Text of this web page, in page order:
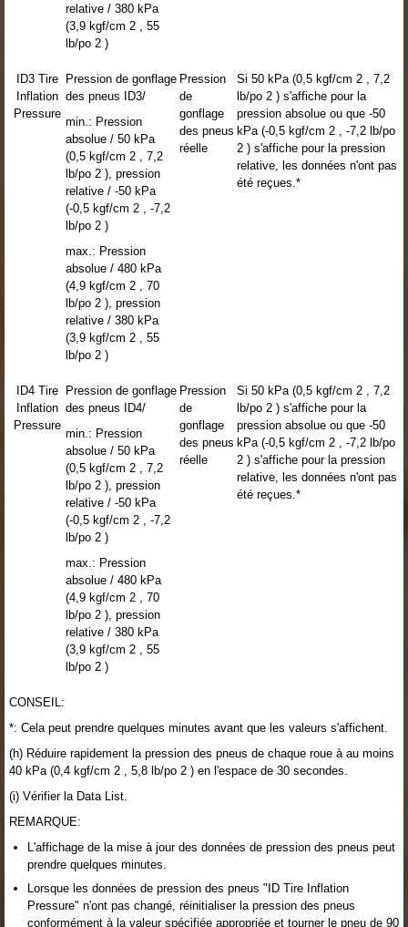
relative / 380 kPa
(3,9 kgf/cm 2 , 55
lb/po 2 )
ID3 Tire
Inflation
Pressure
Pression de gonflage
des pneus ID3/
min.: Pression
absolue / 50 kPa
(0,5 kgf/cm 2 , 7,2
lb/po 2 ), pression
relative / -50 kPa
(-0,5 kgf/cm 2 , -7,2
lb/po 2 )
max.: Pression
absolue / 480 kPa
(4,9 kgf/cm 2 , 70
lb/po 2 ), pression
relative / 380 kPa
(3,9 kgf/cm 2 , 55
lb/po 2 )
Pression
de
gonflage
des pneus
réelle
Si 50 kPa (0,5 kgf/cm 2 , 7,2
lb/po 2 ) s'affiche pour la
pression absolue ou que -50
kPa (-0,5 kgf/cm 2 , -7,2 lb/po
2 ) s'affiche pour la pression
relative, les données n'ont pas
été reçues.*
ID4 Tire
Inflation
Pressure
Pression de gonflage
des pneus ID4/
min.: Pression
absolue / 50 kPa
(0,5 kgf/cm 2 , 7,2
lb/po 2 ), pression
relative / -50 kPa
(-0,5 kgf/cm 2 , -7,2
lb/po 2 )
max.: Pression
absolue / 480 kPa
(4,9 kgf/cm 2 , 70
lb/po 2 ), pression
relative / 380 kPa
(3,9 kgf/cm 2 , 55
lb/po 2 )
Pression
de
gonflage
des pneus
réelle
Si 50 kPa (0,5 kgf/cm 2 , 7,2
lb/po 2 ) s'affiche pour la
pression absolue ou que -50
kPa (-0,5 kgf/cm 2 , -7,2 lb/po
2 ) s'affiche pour la pression
relative, les données n'ont pas
été reçues.*
CONSEIL:
*: Cela peut prendre quelques minutes avant que les valeurs s'affichent.
(h) Réduire rapidement la pression des pneus de chaque roue à au moins
40 kPa (0,4 kgf/cm 2 , 5,8 lb/po 2 ) en l'espace de 30 secondes.
(i) Vérifier la Data List.
REMARQUE:
L'affichage de la mise à jour des données de pression des pneus peut
prendre quelques minutes.
Lorsque les données de pression des pneus "ID Tire Inflation
Pressure" n'ont pas changé, réinitialiser la pression des pneus
conformément à la valeur spécifiée appropriée et tourner le pneu de 90